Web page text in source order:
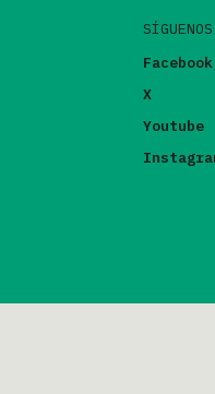
SÍGUENOS
Facebook
X
Youtube